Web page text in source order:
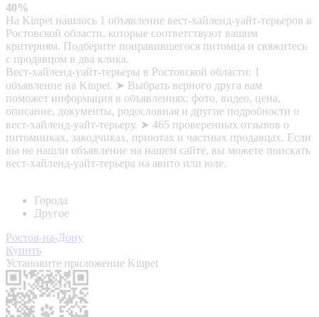
40%
На Kinpet нашлось 1 объявление вест-хайленд-уайт-терьеров в
Ростовской области, которые соответствуют вашим
критериям. Подберите понравившегося питомца и свяжитесь
с продавцом в два клика.
Вест-хайленд-уайт-терьеры в Ростовской области: 1
объявление на Kinpet. ➤ Выбрать верного друга вам
поможет информация в объявлениях: фото, видео, цена,
описание, документы, родословная и другие подробности о
вест-хайленд-уайт-терьеру. ➤ 465 проверенных отзывов о
питомниках, заводчиках, приютах и частных продавцах. Если
вы не нашли объявление на нашем сайте, вы можете поискать
вест-хайленд-уайт-терьера на авито или юле.
Города
Другое
Ростов-на-Дону
Купить
Установите приложение Kinpet